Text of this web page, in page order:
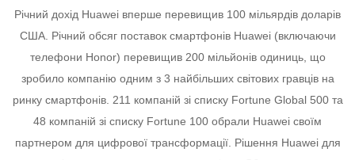
Річний дохід Huawei вперше перевищив 100 мільярдів доларів
США. Річний обсяг поставок смартфонів Huawei (включаючи
телефони Honor) перевищив 200 мільйонів одиниць, що
зробило компанію одним з 3 найбільших світових гравців на
ринку смартфонів. 211 компаній зі списку Fortune Global 500 та
48 компаній зі списку Fortune 100 обрали Huawei своїм
партнером для цифрової трансформації. Рішення Huawei для